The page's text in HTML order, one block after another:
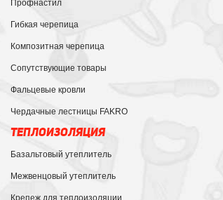
Профнастил
Гибкая черепица
Композитная черепица
Сопутствующие товары
Фальцевые кровли
Чердачные лестницы FAKRO
ТЕПЛОИЗОЛЯЦИЯ
Базальтовый утеплитель
Межвенцовый утеплитель
Крепеж для теплоизоляции